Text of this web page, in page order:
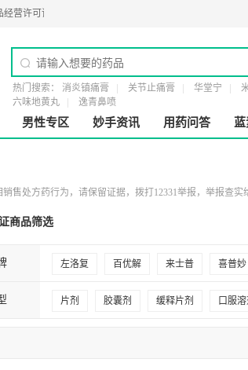
许可证： 粤BA0200274
热门搜索： 消炎镇痛膏 关节止痛膏 华堂宁
六味地黄丸
逸青鼻喷
男性专区 妙手资讯 用药问答
售处方药行为，请保留证据，拨打12331举报，举报查实
商品筛选
左洛复 百优解 来士普 喜普妙
开克 乐友 兰释 西同静
片剂 胶囊剂 缓释片剂 口服溶